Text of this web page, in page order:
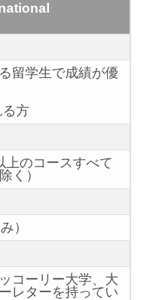
留学生で成績が優
る方
上のコースすべて
く）
）
コーリー大学、大
レターを持ってい